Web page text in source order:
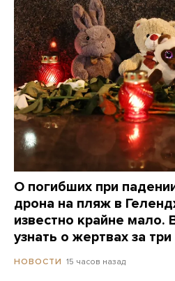
О погибших при
дрона на пляж в
известно крайне мало.
узнать о жертвах за
НОВОСТИ 15 часов назад